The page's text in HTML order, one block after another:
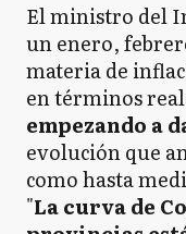
El ministro del
un enero,
materia de
en términos
empezando a
evolución que
como hasta
"La curva de